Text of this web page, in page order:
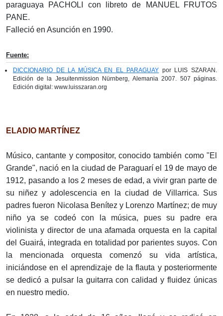
paraguaya PACHOLI con libreto de MANUEL FRUTOS
PANE.
Falleció en Asunción en 1990.
Fuente:
DICCIONARIO DE LA MÚSICA EN EL PARAGUAY por LUIS SZARAN.
Edición de la Jesuitenmission Nürnberg, Alemania 2007. 507 páginas.
Edición digital: www.luisszaran.org
ELADIO MARTÍNEZ
Músico, cantante y compositor, conocido también como "El
Grande", nació en la ciudad de Paraguarí el 19 de mayo de
1912, pasando a los 2 meses de edad, a vivir gran parte de
su niñez y adolescencia en la ciudad de Villarrica. Sus
padres fueron Nicolasa Benítez y Lorenzo Martínez; de muy
niño ya se codeó con la música, pues su padre era
violinista y director de una afamada orquesta en la capital
del Guairá, integrada en totalidad por parientes suyos. Con
la mencionada orquesta comenzó su vida artística,
iniciándose en el aprendizaje de la flauta y posteriormente
se dedicó a pulsar la guitarra con calidad y fluidez únicas
en nuestro medio.